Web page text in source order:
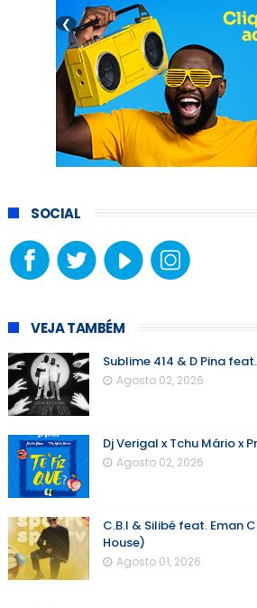
❮
SOCIAL
VEJA TAMBÉM
Sublime 414 & D Pina
Agosto 02, 2026
Dj Verigal x Tchu Mário x
Agosto 02, 2026
C.B.I & Silibé feat. Eman
House)
Agosto 01, 2026